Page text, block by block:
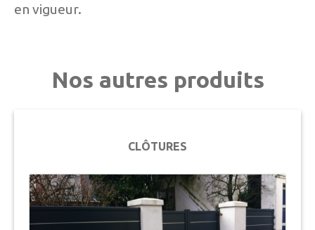
en vigueur.
Nos autres produits
CLÔTURES